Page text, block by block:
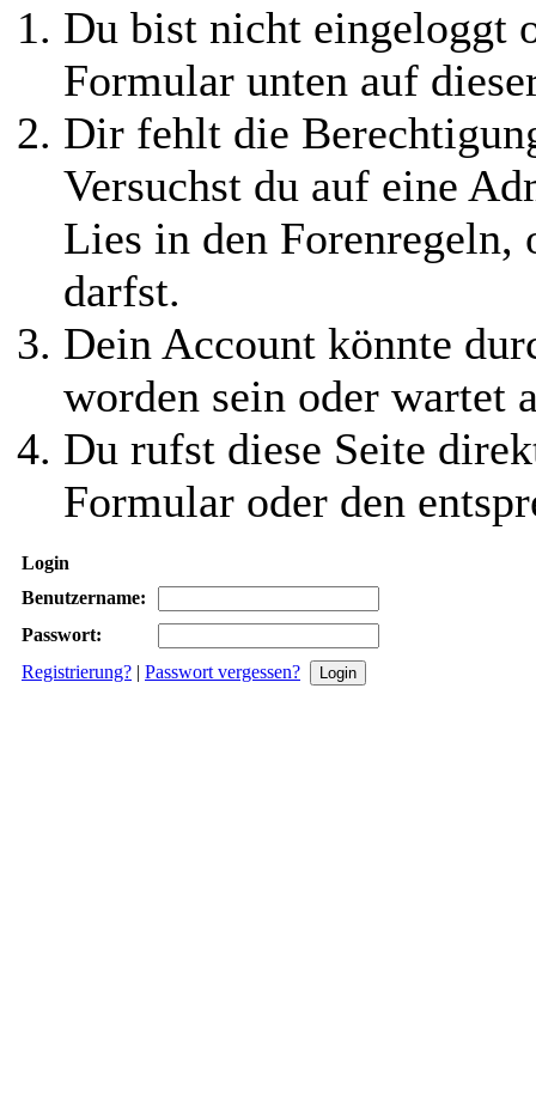
Du bist nicht eingeloggt
Formular unten auf
Dir fehlt die
Versuchst du auf eine
Lies in den Forenregeln,
darfst.
Dein Account könnte
worden sein oder wartet
Du rufst diese Seite
Formular oder den
Login
Benutzername:
Passwort:
Registrierung? | Passwort vergessen?